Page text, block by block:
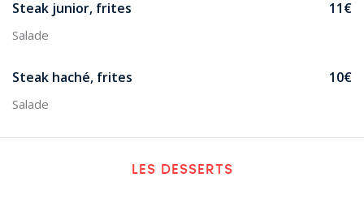
Steak junior, frites
Salade
11€
Steak haché, frites
Salade
10€
LES DESSERTS